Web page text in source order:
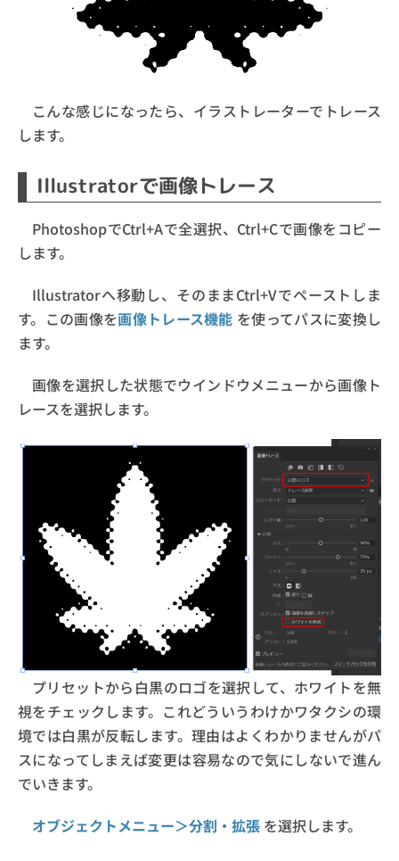
こんな感じになったら、イラストレーターでトレース
します。
Illustratorで画像トレース
PhotoshopでCtrl+Aで全選択、Ctrl+Cで画像をコピー
します。
Illustratorへ移動し、そのままCtrl+Vでペーストしま
す。この画像を画像トレース機能 を使ってパスに変換し
ます。
画像を選択した状態でウインドウメニューから画像ト
レースを選択します。
プリセットから白黒のロゴを選択して、ホワイトを無
視をチェックします。これどういうわけかワタクシの環
境では白黒が反転します。理由はよくわかりませんがパ
スになってしまえば変更は容易なので気にしないで進ん
でいきます。
オブジェクトメニュー＞分割・拡張 を選択します。